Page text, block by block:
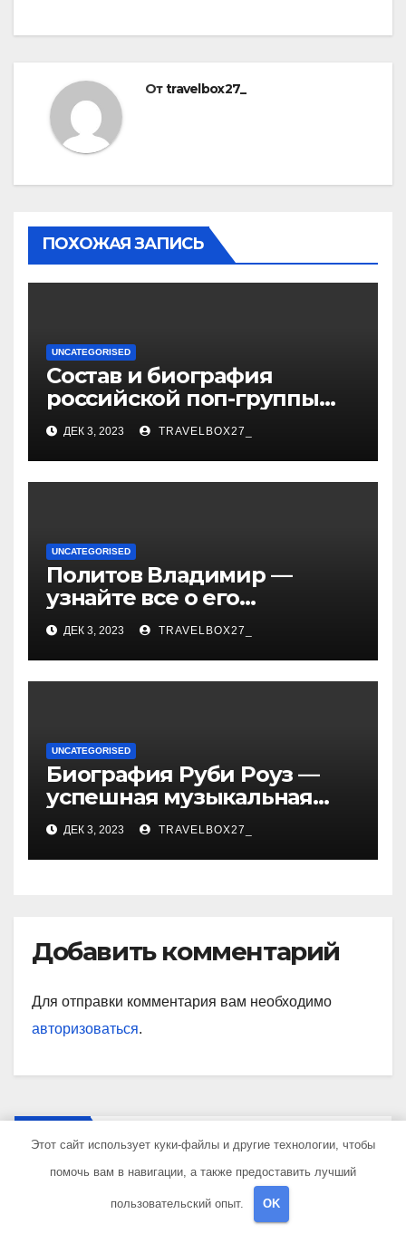
Отtravelbox27_
ПОХОЖАЯ ЗАПИСЬ
UNCATEGORISED
Состав и биография
российской поп-группы
«Иванушки интернешнл»
— история успеха, музыка
и судьбы участников
ДЕК 3, 2023 TRAVELBOX27_
UNCATEGORISED
Политов Владимир —
узнайте все о его
биографии, возрасте и
впечатляющих
достижениях!
ДЕК 3, 2023 TRAVELBOX27_
UNCATEGORISED
Биография Руби Роуз —
успешная музыкальная
карьера, личная жизнь и
знаковые достижения
ДЕК 3, 2023 TRAVELBOX27_
Добавить комментарий
Для отправки комментария вам необходимо
авторизоваться.
Этот сайт использует куки-файлы и другие технологии, чтобы
помочь вам в навигации, а также предоставить лучший
пользовательский опыт. OK